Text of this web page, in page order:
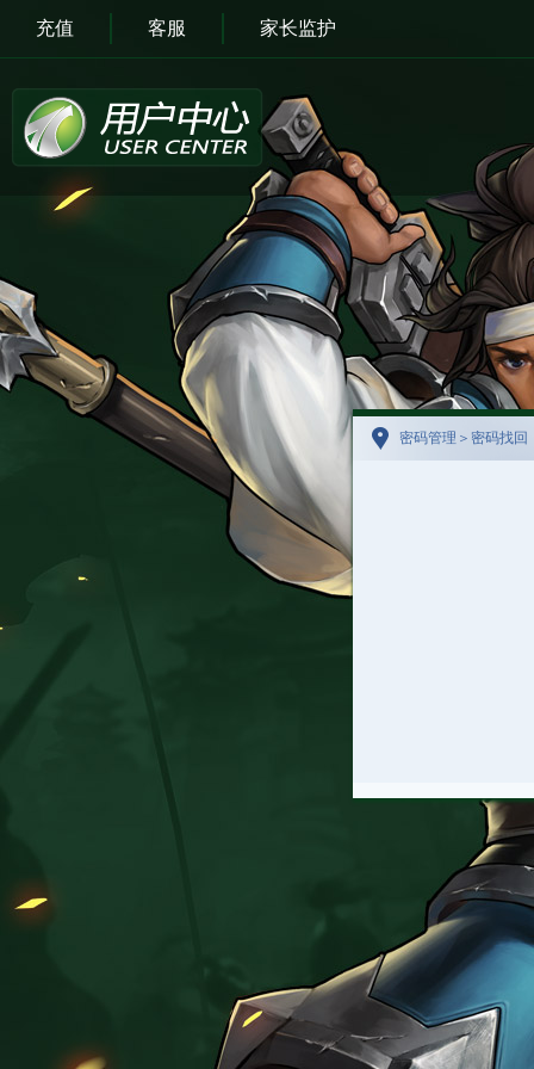
充值 客服 家长监护
密码管理＞密码找回